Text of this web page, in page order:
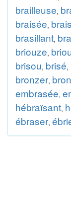
brailleuse,
braisée,
brasillant,
briouze,
brisou, brisé,
bronzer,
embrasée,
hébraïsant,
ébraser,